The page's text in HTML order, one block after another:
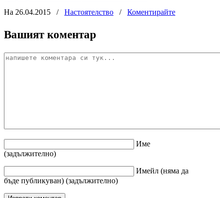
На 26.04.2015 / Настоятелство / Коментирайте
Вашият коментар
Име
(задължително)
Имейл (няма да
бъде публикуван) (задължително)